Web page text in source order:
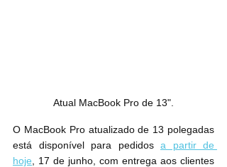
Atual MacBook Pro de 13".
O MacBook Pro atualizado de 13 polegadas
está disponível para pedidos a partir de
hoje , 17 de junho, com entrega aos clientes